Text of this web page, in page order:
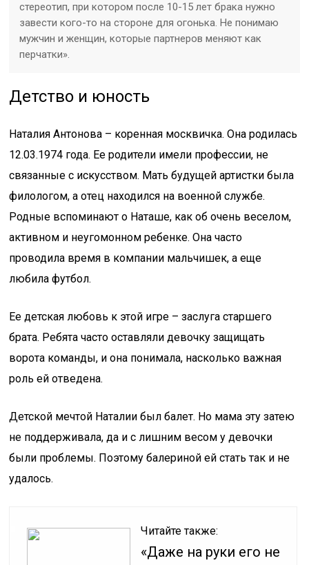
стереотип, при котором после 10-15 лет брака нужно
завести кого-то на стороне для огонька. Не понимаю
мужчин и женщин, которые партнеров меняют как
перчатки».
Детство и юность
Наталия Антонова – коренная москвичка. Она родилась
12.03.1974 года. Ее родители имели профессии, не
связанные с искусством. Мать будущей артистки была
филологом, а отец находился на военной службе.
Родные вспоминают о Наташе, как об очень веселом,
активном и неугомонном ребенке. Она часто
проводила время в компании мальчишек, а еще
любила футбол.
Ее детская любовь к этой игре – заслуга старшего
брата. Ребята часто оставляли девочку защищать
ворота команды, и она понимала, насколько важная
роль ей отведена.
Детской мечтой Наталии был балет. Но мама эту затею
не поддерживала, да и с лишним весом у девочки
были проблемы. Поэтому балериной ей стать так и не
удалось.
Читайте также:
«Даже на руки его не